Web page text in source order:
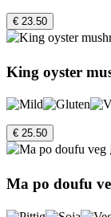
€ 23.50
King oyster
€ 25.50
Ma po doufu